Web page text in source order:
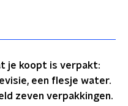
je koopt is verpakt:
een flesje water.
zeven verpakkingen.